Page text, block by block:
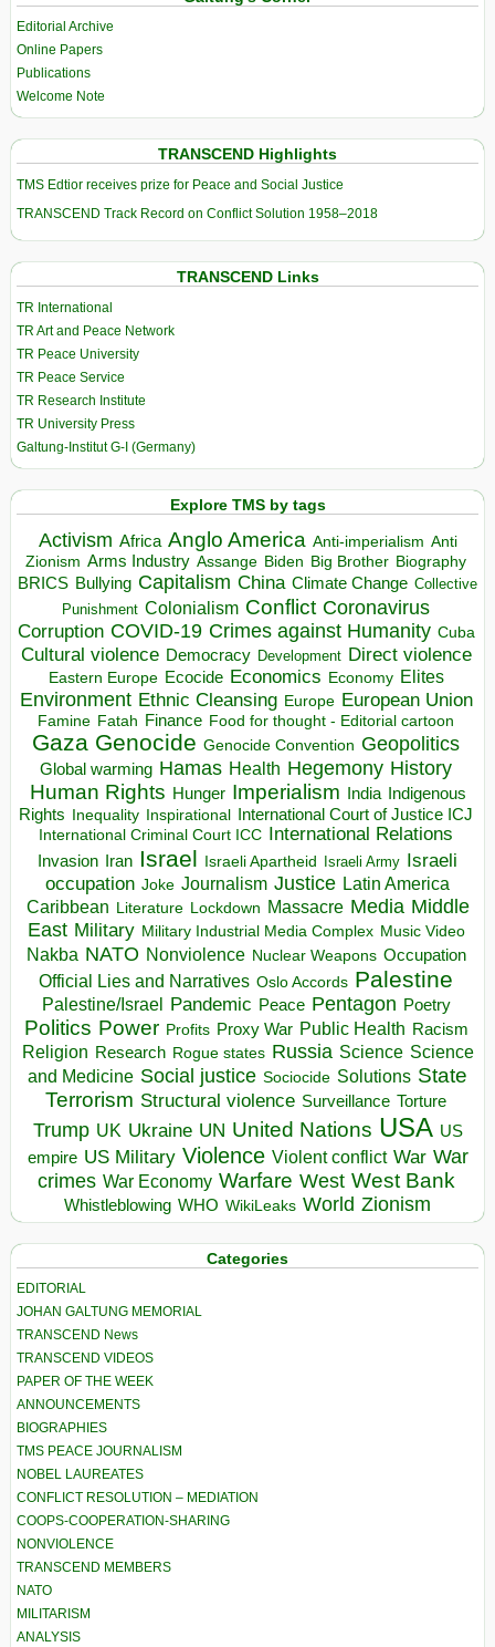
Editorial Archive
Online Papers
Publications
Welcome Note
TRANSCEND Highlights
TMS Edtior receives prize for Peace and Social Justice
TRANSCEND Track Record on Conflict Solution 1958–2018
TRANSCEND Links
TR International
TR Art and Peace Network
TR Peace University
TR Peace Service
TR Research Institute
TR University Press
Galtung-Institut G-I (Germany)
Explore TMS by tags
Activism Africa Anglo America Anti-imperialism Anti
Zionism Arms Industry Assange Biden Big Brother Biography
BRICS Bullying Capitalism China Climate Change Collective
Punishment Colonialism Conflict Coronavirus
Corruption COVID-19 Crimes against Humanity Cuba
Cultural violence Democracy Development Direct violence
Eastern Europe Ecocide Economics Economy Elites
Environment Ethnic Cleansing Europe European Union
Famine Fatah Finance Food for thought - Editorial cartoon
Gaza Genocide Genocide Convention Geopolitics
Global warming Hamas Health Hegemony History
Human Rights Hunger Imperialism India Indigenous
Rights Inequality Inspirational
International Court of Justice ICJ
International Criminal Court ICC International Relations
Invasion Iran Israel Israeli Apartheid Israeli Army Israeli
occupation Joke Journalism Justice Latin America
Caribbean Literature Lockdown Massacre Media Middle
East Military Military Industrial Media Complex Music Video
Nakba NATO Nonviolence Nuclear Weapons Occupation
Official Lies and Narratives Oslo Accords Palestine
Palestine/Israel Pandemic Peace Pentagon Poetry
Politics Power Profits Proxy War Public Health Racism
Religion Research Rogue states Russia Science Science
and Medicine Social justice Sociocide Solutions State
Terrorism Structural violence Surveillance Torture
Trump UK Ukraine UN United Nations USA US
empire US Military Violence Violent conflict War War
crimes War Economy Warfare West West Bank
Whistleblowing WHO WikiLeaks World Zionism
Categories
EDITORIAL
JOHAN GALTUNG MEMORIAL
TRANSCEND News
TRANSCEND VIDEOS
PAPER OF THE WEEK
ANNOUNCEMENTS
BIOGRAPHIES
TMS PEACE JOURNALISM
NOBEL LAUREATES
CONFLICT RESOLUTION – MEDIATION
COOPS-COOPERATION-SHARING
NONVIOLENCE
TRANSCEND MEMBERS
NATO
MILITARISM
ANALYSIS